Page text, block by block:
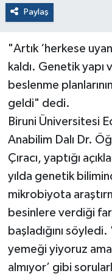
Paylaş
"Artık ‘herkese
kaldı. Genetik yapı
beslenme
geldi" dedi.
Biruni Üniversitesi
Anabilim Dalı Dr.
Çıracı, yaptığı
yılda genetik
mikrobiyota
besinlere verdiği
başladığını söyledi.
yemeği yiyoruz ama
almıyor’ gibi